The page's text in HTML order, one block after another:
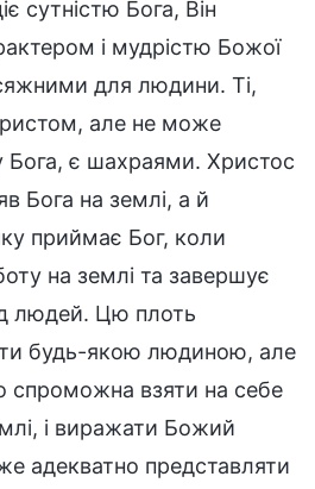
сутністю Бога, Він
і мудрістю Божої
для людини. Ті,
але не може
Бога, є шахраями. Христос
Бога на землі, а й
приймає Бог, коли
на землі та завершує
людей. Цю плоть
будь-якою людиною, але
спроможна взяти на себе
і виражати Божий
адекватно представляти